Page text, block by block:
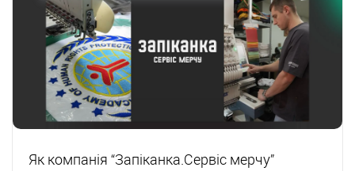
Як компанія “Запіканка.Сервіс мерчу”